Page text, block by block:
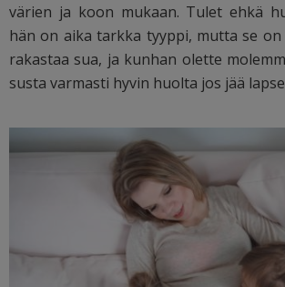
värien ja koon mukaan. Tulet ehkä
hän on aika tarkka tyyppi, mutta se on
rakastaa sua, ja kunhan olette
susta varmasti hyvin huolta jos jää